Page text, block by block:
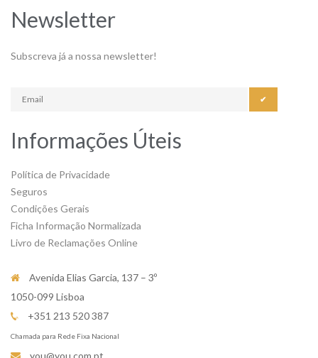
Newsletter
Subscreva já a nossa newsletter!
✔
Informações Úteis
Política de Privacidade
Seguros
Condições Gerais
Ficha Informação Normalizada
Livro de Reclamações Online
Avenida Elias Garcia, 137 – 3º
1050-099 Lisboa
+351 213 520 387
Chamada para Rede Fixa Nacional
you@you.com.pt